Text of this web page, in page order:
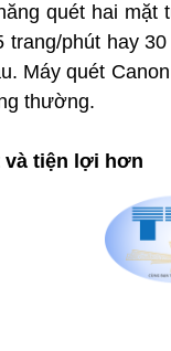
quét hai mặt
trang/phút hay
Máy quét
thường.
và tiện lợi hơn